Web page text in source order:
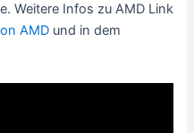
Weitere Infos zu AMD Link
AMD und in dem